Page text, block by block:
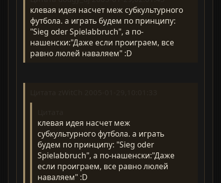
клевая идея насчет меж субкультурного
футбола. а играть будем по принципу:
"Sieg oder Spielabbruch", а по-
нашенски:"Даже если проиграем, все
равно люлей наваляем" :D
клевая идея насчет меж
субкультурного футбола. а играть
будем по принципу: "Sieg oder
Spielabbruch", а по-нашенски:"Даже
если проиграем, все равно люлей
наваляем" :D